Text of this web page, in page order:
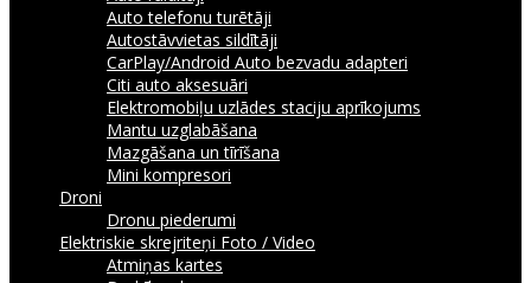
Auto telefonu turētāji
Autostāvvietas sildītāji
CarPlay/Android Auto bezvadu adapteri
Citi auto aksesuāri
Elektromobiļu uzlādes staciju aprīkojums
Mantu uzglabāšana
Mazgāšana un tīrīšana
Mini kompresori
Droni
Dronu piederumi
Elektriskie skrejriteņi Foto / Video
Atmiņas kartes